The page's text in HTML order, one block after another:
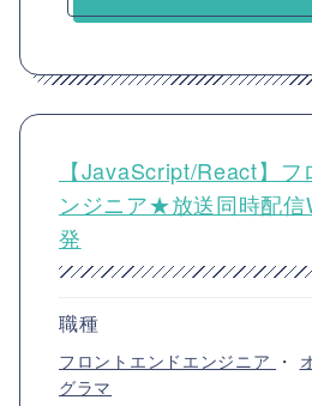
【JavaScript/React】
ンジニア★放送同時配信
発
職種
フロントエンドエンジニア ・
グラマ